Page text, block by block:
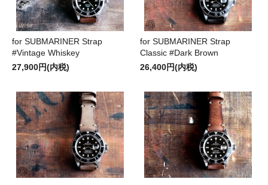
for SUBMARINER Strap
#Vintage Whiskey
27,900円(内税)
for SUBMARINER Strap
Classic #Dark Brown
26,400円(内税)